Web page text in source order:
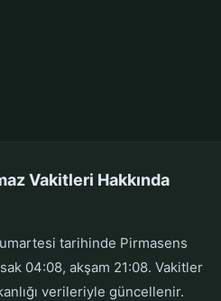
Vakitleri Hakkında
tarihinde Pirmasens
04:08, akşam 21:08. Vakitler
verileriyle güncellenir.